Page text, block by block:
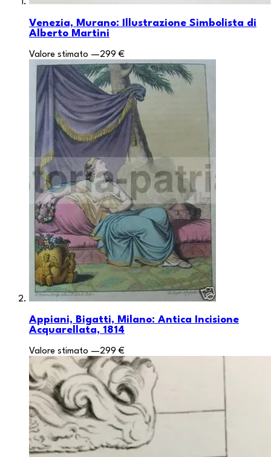
Venezia, Murano: Illustrazione Simbolista di
Alberto Martini
Valore stimato —299 €
Appiani, Bigatti, Milano: Antica Incisione
Acquarellata, 1814
Valore stimato —299 €